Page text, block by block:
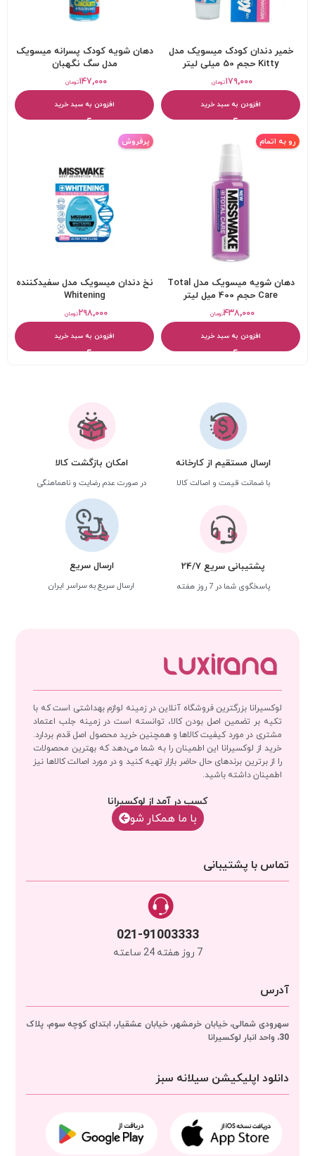
خمیر دندان کودک میسویک مدل
Kitty حجم 50 میلی لیتر
تومان۱۷۹,۰۰۰
افزودن به سبد خرید
دهان شویه کودک پسرانه میسویک
مدل سگ نگهبان
تومان۱۴۷,۰۰۰
افزودن به سبد خرید
رو به اتمام
دهان شویه میسویک مدل Total
Care حجم 400 میل لیتر
تومان۴۳۸,۰۰۰
افزودن به سبد خرید
پرفروش
نخ دندان میسویک مدل سفیدکننده
Whitening
تومان۲۹۸,۰۰۰
افزودن به سبد خرید
ارسال مستقیم از کارخانه
با ضمانت قیمت و اصالت کالا
امکان بازگشت کالا
در صورت عدم رضایت و ناهماهنگی
پشتیبانی سریع 24/7
پاسخگوی شما در 7 روز هفته
ارسال سریع
ارسال سریع به سراسر ایران
لوکسیرانا بزرگترین فروشگاه آنلاین در زمینه لوازم بهداشتی است که با
تکیه بر تضمین اصل بودن کالا، توانسته است در زمینه جلب اعتماد
مشتری در مورد کیفیت کالاها و همچنین خرید محصول اصل قدم بردارد.
خرید از لوکسیرانا این اطمینان را به شما می‌دهد که بهترین محصولات
را از برترین برندهای حال حاضر بازار تهیه کنید و در مورد اصالت کالاها نیز
اطمینان داشته باشید.
کسب در آمد از لوکسیرانا
با‌‌ ما همکار شو
تماس با پشتیبانی
021-91003333
7 روز هفته 24 ساعته
آدرس
سهرودی شمالی، خیابان خرمشهر، خیابان عشقیار، ابتدای کوچه سوم، پلاک
30، واحد انبار
لوکسیرانا
دانلود اپلیکیشن سیلانه سبز